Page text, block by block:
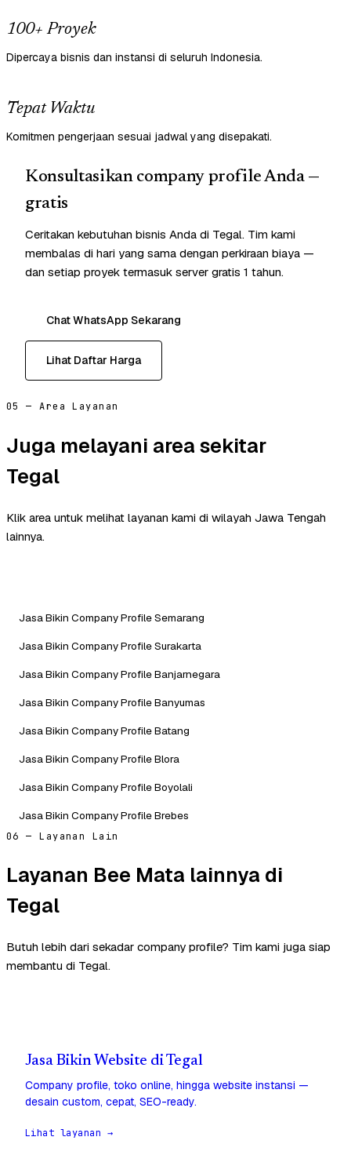
100+ Proyek
Dipercaya bisnis dan instansi di seluruh Indonesia.
Tepat Waktu
Komitmen pengerjaan sesuai jadwal yang disepakati.
Konsultasikan company profile Anda —
gratis
Ceritakan kebutuhan bisnis Anda di Tegal. Tim kami
membalas di hari yang sama dengan perkiraan biaya —
dan setiap proyek termasuk server gratis 1 tahun.
Chat WhatsApp Sekarang
Lihat Daftar Harga
05 — Area Layanan
Juga melayani area sekitar
Tegal
Klik area untuk melihat layanan kami di wilayah Jawa Tengah
lainnya.
Jasa Bikin Company Profile Semarang
Jasa Bikin Company Profile Surakarta
Jasa Bikin Company Profile Banjarnegara
Jasa Bikin Company Profile Banyumas
Jasa Bikin Company Profile Batang
Jasa Bikin Company Profile Blora
Jasa Bikin Company Profile Boyolali
Jasa Bikin Company Profile Brebes
06 — Layanan Lain
Layanan Bee Mata lainnya di
Tegal
Butuh lebih dari sekadar company profile? Tim kami juga siap
membantu di Tegal.
Jasa Bikin Website di Tegal
Company profile, toko online, hingga website instansi —
desain custom, cepat, SEO-ready.
Lihat layanan →